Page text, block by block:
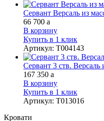
Сервант Версаль из
66 700 a
В корзину
Купить в 1 клик
Артикул: Т004143
Сервант 3 ств. Версаль
167 350 a
В корзину
Купить в 1 клик
Артикул: Т013016
Кровати